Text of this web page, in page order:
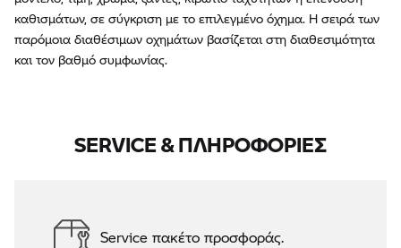
καθισμάτων, σε σύγκριση με το επιλεγμένο όχημα. Η σειρά των
παρόμοια διαθέσιμων οχημάτων βασίζεται στη διαθεσιμότητα
και τον βαθμό συμφωνίας.
SERVICE & ΠΛΗΡΟΦΟΡΙΕΣ
Service πακέτο προσφοράς.